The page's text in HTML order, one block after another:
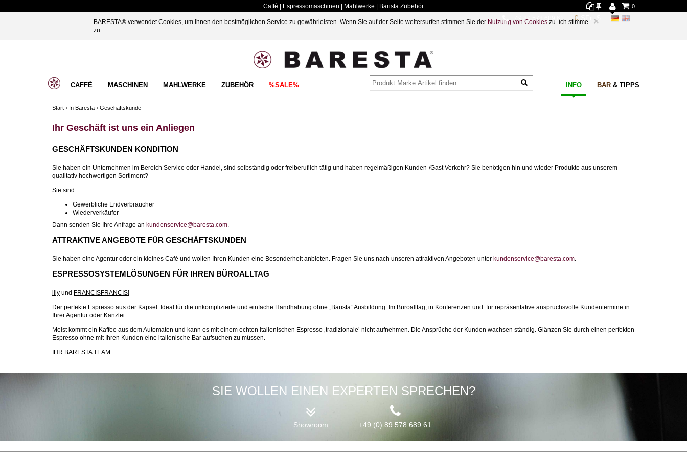
BARESTA® verwendet Cookies, um Ihnen den bestmöglichen Service zu gewährleisten. Wenn Sie auf der Seite weitersurfen stimmen Sie der Nutzung von Cookieszu. Ich stimme
zu.
×
Caffè | Espressomaschinen | Mahlwerke | Barista Zubehör 0
+49 89 578 689 61
CAFFÈ MASCHINEN MAHLWERKE ZUBEHÖR %SALE% BAR& TIPPS
INFO
Start › In Baresta › Geschäftskunde
Ihr Geschäft ist uns ein Anliegen
GESCHÄFTSKUNDEN KONDITION
Sie haben ein Unternehmen im Bereich Service oder Handel, sind selbständig oder freiberuflich tätig und haben regelmäßigen Kunden-/Gast Verkehr? Sie benötigen hin und wieder Produkte aus unserem
qualitativ hochwertigen Sortiment?
Sie sind:
Gewerbliche Endverbraucher
Wiederverkäufer
Dann senden Sie Ihre Anfrage an kundenservice@baresta.com
ATTRAKTIVE ANGEBOTE FÜR GESCHÄFTSKUNDEN
Sie haben eine Agentur oder ein kleines Café und wollen Ihren Kunden eine Besonderheit anbieten. Fragen Sie uns nach unseren attraktiven Angeboten unter kundenservice@baresta.com.
ESPRESSOSYSTEMLÖSUNGEN FÜR IHREN BÜROALLTAG
illy und FRANCISFRANCIS!
Der perfekte Espresso aus der Kapsel. Ideal für die unkomplizierte und einfache Handhabung ohne „Barista“ Ausbildung. Im Büroalltag, in Konferenzen und für repräsentative anspruchsvolle Kundentermine in
Ihrer Agentur oder Kanzlei.
Meist kommt ein Kaffee aus dem Automaten und kann es mit einem echten italienischen Espresso ‚tradizionale’ nicht aufnehmen. Die Ansprüche der Kunden wachsen ständig. Glänzen Sie durch einen perfekten
Espresso ohne mit Ihren Kunden eine italienische Bar aufsuchen zu müssen.
IHR BARESTA TEAM
SIE WOLLEN EINEN EXPERTEN SPRECHEN?
Showroom +49 (0) 89 578 689 61